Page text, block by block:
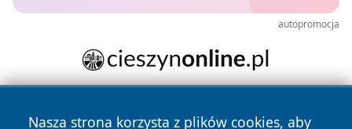
autopromocja
Nasza strona korzysta z plików cookies, aby